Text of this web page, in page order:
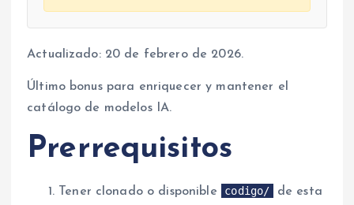
Actualizado: 20 de febrero de 2026.
Último bonus para enriquecer y mantener el
catálogo de modelos IA.
Prerrequisitos
Tener clonado o disponible codigo/
de esta